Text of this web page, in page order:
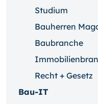
Studium
Bauherren
Baubranche
Recht + Gesetz
Bau-IT